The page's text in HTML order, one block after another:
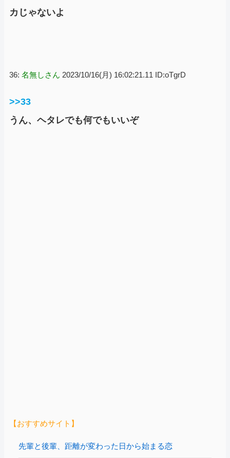
カじゃないよ
36: 名無しさん 2023/10/16(月) 16:02:21.11 ID:oTgrD
>>33
うん、ヘタレでも何でもいいぞ
【おすすめサイト】
先輩と後輩、距離が変わった日から始まる恋